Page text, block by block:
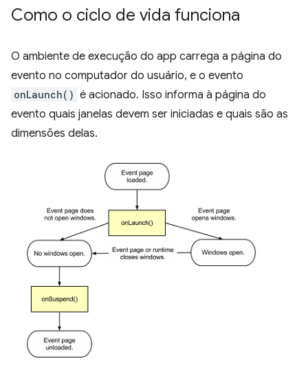
Como o ciclo de vida funciona
O ambiente de execução do app carrega a página do
evento no computador do usuário, e o evento
onLaunch() é acionado. Isso informa à página do
evento quais janelas devem ser iniciadas e quais são as
dimensões delas.